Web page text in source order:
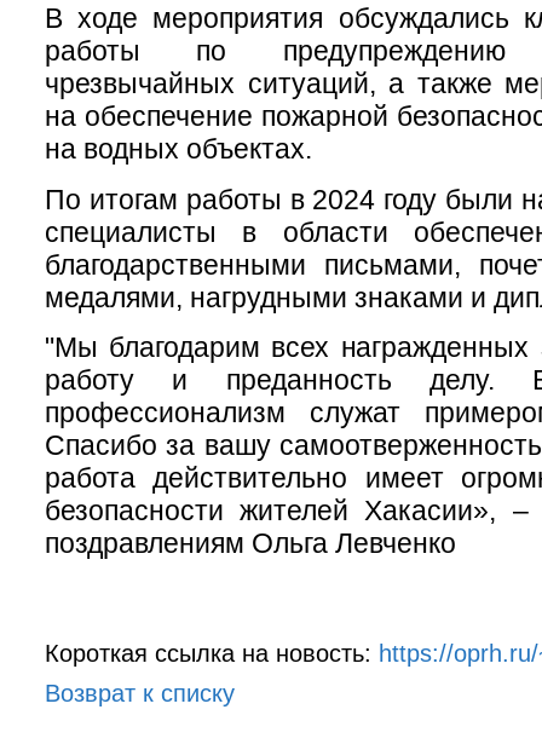
В ходе мероприятия обсуждались
работы по
чрезвычайных ситуаций, а также
на обеспечение пожарной
на водных объектах.
По итогам работы в 2024 году были
специалисты в области
благодарственными письмами,
медалями, нагрудными знаками и
"Мы благодарим всех
работу и преданность
профессионализм служат
Спасибо за вашу
работа действительно имеет
безопасности жителей Хакасии», –
поздравлениям Ольга Левченко
Короткая ссылка на новость: https://
Возврат к списку